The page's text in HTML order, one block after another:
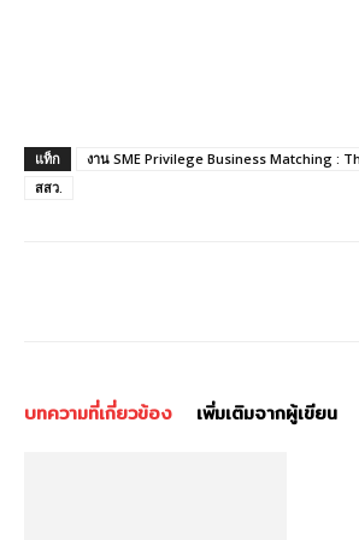
แท็ก
งาน SME Privilege Business Matching :
สสว.
บทความที่เกี่ยวข้อง เพิ่มเติมจากผู้เขียน